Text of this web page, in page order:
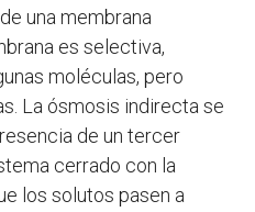
una membrana
es selectiva,
moléculas, pero
La ósmosis indirecta se
de un tercer
cerrado con la
los solutos pasen a